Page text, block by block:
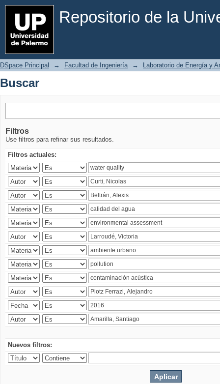
Repositorio de la
Buscar
DSpace Principal → Facultad de Ingeniería → Laboratorio de Energía y
Buscar
Filtros
Use filtros para refinar sus resultados.
Filtros actuales:
Nuevos filtros: